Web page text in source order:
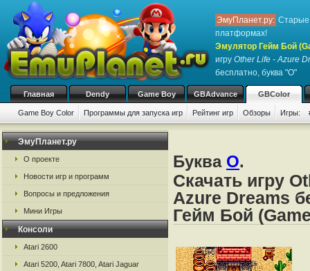
ЭмуПланет.ру: Старые
платформах!
Эмулятор Гейм Бой
игру Other Life - Azure
бесплатно, буква "O"
Главная Dendy Game Boy GBAdvance GBColor
Game Boy Color Программы для запуска игр Рейтинг игр Обзоры Игры:
ЭмуПланет.ру
О проекте
Новости игр и программ
Вопросы и предложения
Мини Игры
Консоли
Atari 2600
Atari 5200, Atari 7800, Atari Jaguar
Буква O.
Скачать игру
Azure Dreams
Гейм Бой